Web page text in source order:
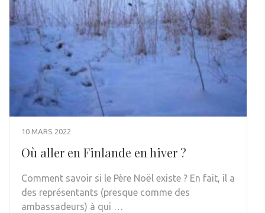
10 MARS 2022
Où aller en Finlande en hiver ?
Comment savoir si le Père Noël existe ? En fait, il a
des représentants (presque comme des
ambassadeurs) à qui …